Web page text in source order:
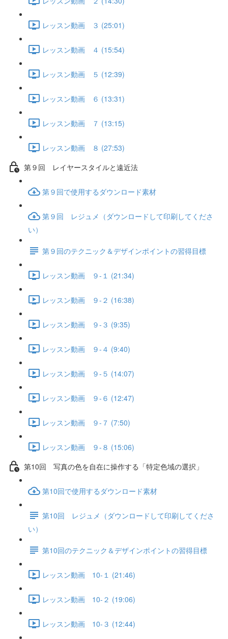
レッスン動画 ３ (25:01)
レッスン動画 ４ (15:54)
レッスン動画 ５ (12:39)
レッスン動画 ６ (13:31)
レッスン動画 ７ (13:15)
レッスン動画 ８ (27:53)
第９回 レイヤースタイルと遠近法
第９回で使用するダウンロード素材
第９回 レジュメ（ダウンロードして印刷してくださ
い）
第９回のテクニック＆デザインポイントの習得目標
レッスン動画 ９-１ (21:34)
レッスン動画 ９-２ (16:38)
レッスン動画 ９-３ (9:35)
レッスン動画 ９-４ (9:40)
レッスン動画 ９-５ (14:07)
レッスン動画 ９-６ (12:47)
レッスン動画 ９-７ (7:50)
レッスン動画 ９-８ (15:06)
第10回 写真の色を自在に操作する「特定色域の選択」
第10回で使用するダウンロード素材
第10回 レジュメ（ダウンロードして印刷してくださ
い）
第10回のテクニック＆デザインポイントの習得目標
レッスン動画 10-１ (21:46)
レッスン動画 10-２ (19:06)
レッスン動画 10-３ (12:44)